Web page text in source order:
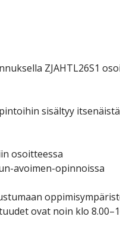
ZJAHTL26S1
sisältyy
osoitteessa
avoimen-opinnoissa
ovat noin klo